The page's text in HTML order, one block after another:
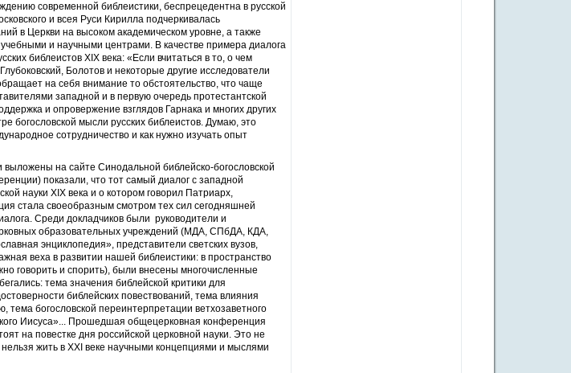
современной библеистики, беспрецедентна в русской
и всея Руси Кирилла подчеркивалась
в Церкви на высоком академическом уровне, а также
и научными центрами. В качестве примера диалога
библеистов XIX века: «Если вчитаться в то, о чем
Болотов и некоторые другие исследователи
на себя внимание то обстоятельство, что чаще
западной и в первую очередь протестантской
и опровержение взглядов Гарнака и многих других
богословской мысли русских библеистов. Думаю, это
сотрудничество и как нужно изучать опыт
на сайте Синодальной библейско-богословской
показали, что тот самый диалог с западной
науки XIX века и о котором говорил Патриарх,
стала своеобразным смотром тех сил сегодняшней
Среди докладчиков были руководители и
образовательных учреждений (МДА, СПбДА, КДА,
энциклопедия», представители светских вузов,
веха в развитии нашей библеистики: в пространство
говорить и спорить), были внесены многочисленные
тема значения библейской критики для
библейских повествований, тема влияния
тема богословской переинтерпретации ветхозаветного
Иисуса»... Прошедшая общецерковная конференция
на повестке дня российской церковной науки. Это не
жить в XXI веке научными концепциями и мыслями